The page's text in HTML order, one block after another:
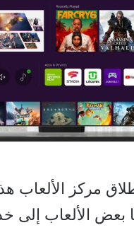
مركز الألعاب
بعض الألعاب إلى